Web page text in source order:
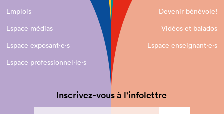
Emplois
Devenir bénévole!
Espace médias
Vidéos et balados
Espace exposant·e⋅s
Espace enseignant·e⋅s
Espace professionnel·le⋅s
Inscrivez-vous à l'infolettre